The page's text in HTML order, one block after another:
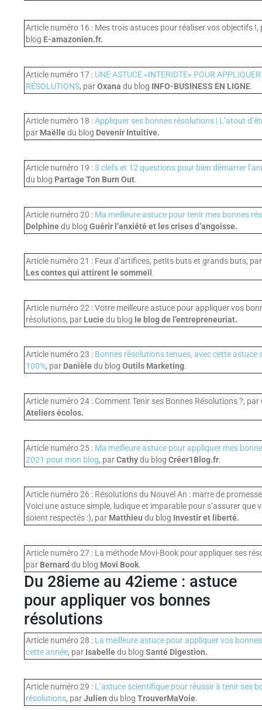
Article numéro 16 : Mes trois astuces pour réaliser vos objectifs !,
blog E-amazonien.fr.
Article numéro 17 : UNE ASTUCE «INTERIDTE» POUR
RÉSOLUTIONS, parOxana du blog INFO-BUSINESS EN LIGNE.
Article numéro 18 :Appliquer ses bonnes résolutions | L’atout
par Maëlledu blog Devenir Intuitive.
Article numéro 19 :3 clefs et 12 questions pour bien démarrer
du blog Partage Ton Burn Out.
Article numéro 20 : Ma meilleure astuce pour tenir mes bonnes
Delphinedu blog Guérir l’anxiété et les crises d’angoisse.
Article numéro 21 : Feux d’artifices, petits buts et grands buts,
Les contes qui attirent le sommeil .
Article numéro 22 : Votre meilleure astuce pour appliquer vos
résolutions, par Luciedu blog le blog de l’entrepreneuriat.
Article numéro 23 : Bonnes résolutions tenues, avec cette astuce
100%, par Danièledu blog Outils Marketing.
Article numéro 24 : Comment Tenir ses Bonnes Résolutions ?, par
Ateliers écolos.
Article numéro 25 : Ma meilleure astuce pour appliquer mes
2021 pour mon blog, parCathydu blog Créer1Blog.fr.
Article numéro 26 : Résolutions du Nouvel An : marre de
Voici une astuce simple, ludique et imparable pour s’assurer que
soient respectés :), par Matthieu du blog Investir et liberté.
Article numéro 27 : La méthode Movi-Book pour appliquer ses
par Bernard du blog Movi Book.
Du 28ieme au 42ieme : astuce
pour appliquer vos bonnes
résolutions
Article numéro 28 : La meilleure astuce pour appliquer vos
cette année, par Isabelledu blog Santé Digestion.
Article numéro 29 : L’astuce scientifique pour réussir à tenir ses
résolutions, parJulien du blog TrouverMaVoie.